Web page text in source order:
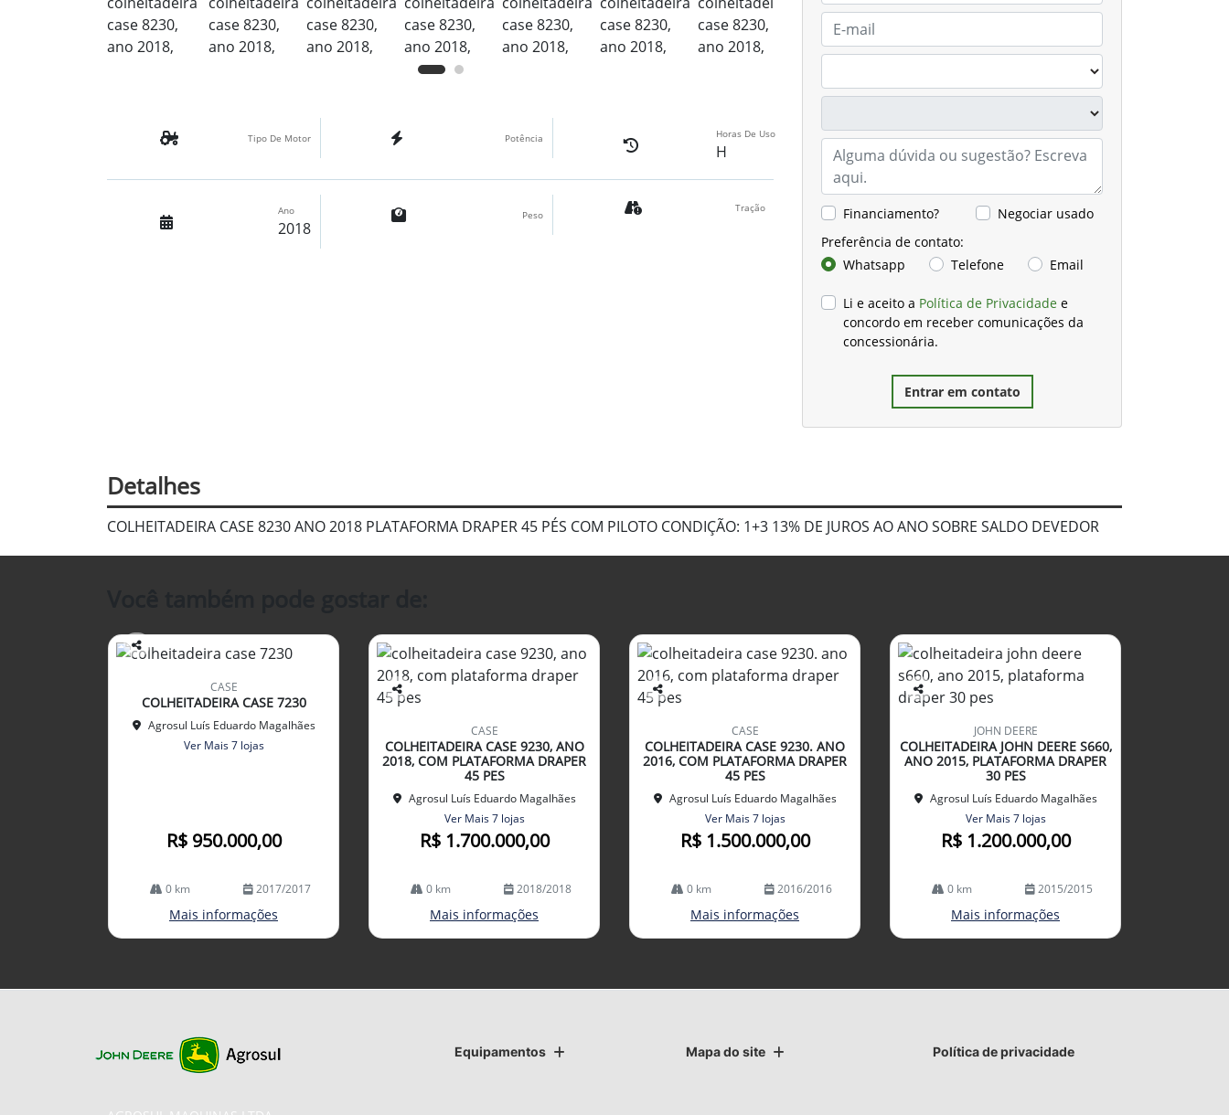
Financiamento?
Negociar usado
Preferência de contato:
Whatsapp
Telefone Email
Li e aceito a Política de Privacidade e
concordo em receber comunicações da
concessionária.
Entrar em contato
Tipo De Motor Potência Horas De Uso
H
Ano
2018
Peso
Tração
Detalhes
COLHEITADEIRA CASE 8230 ANO 2018 PLATAFORMA DRAPER 45 PÉS COM PILOTO CONDIÇÃO: 1+3 13% DE JUROS AO ANO SOBRE SALDO DEVEDOR
Co
lhe
CASE
COLHEITADEIRA CASE 7230
Agrosul Luís Eduardo Magalhães
Ver Mais 7 lojas
R$ 950.000,00
0 km 2017/2017
Mais informações
Co
arti
lhe
CASE
COLHEITADEIRA CASE 9230, ANO
2018, COM PLATAFORMA DRAPER
45 PES
Agrosul Luís Eduardo Magalhães
Ver Mais 7 lojas
R$ 1.700.000,00
0 km 2018/2018
Mais informações
Co
arti
lhe
CASE
COLHEITADEIRA CASE 9230. ANO
2016, COM PLATAFORMA DRAPER
45 PES
Agrosul Luís Eduardo Magalhães
Ver Mais 7 lojas
R$ 1.500.000,00
0 km 2016/2016
Mais informações
Co
arti
lhe
JOHN DEERE
COLHEITADEIRA JOHN DEERE S660,
ANO 2015, PLATAFORMA DRAPER
30 PES
Agrosul Luís Eduardo Magalhães
Ver Mais 7 lojas
R$ 1.200.000,00
0 km 2015/2015
Mais informações
Equipamentos Mapa do site Política de privacidade